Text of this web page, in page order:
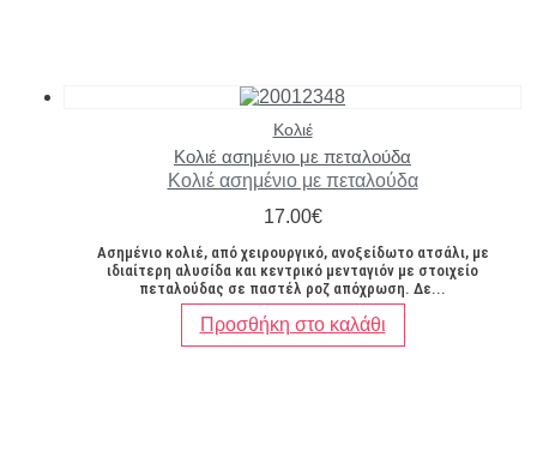
Κολιέ
Κολιέ ασημένιο με πεταλούδα
Κολιέ ασημένιο με πεταλούδα
17.00€
Ασημένιο κολιέ, από χειρουργικό, ανοξείδωτο ατσάλι, με
ιδιαίτερη αλυσίδα και κεντρικό μενταγιόν με στοιχείο
πεταλούδας σε παστέλ ροζ απόχρωση. Δε...
Προσθήκη στο καλάθι